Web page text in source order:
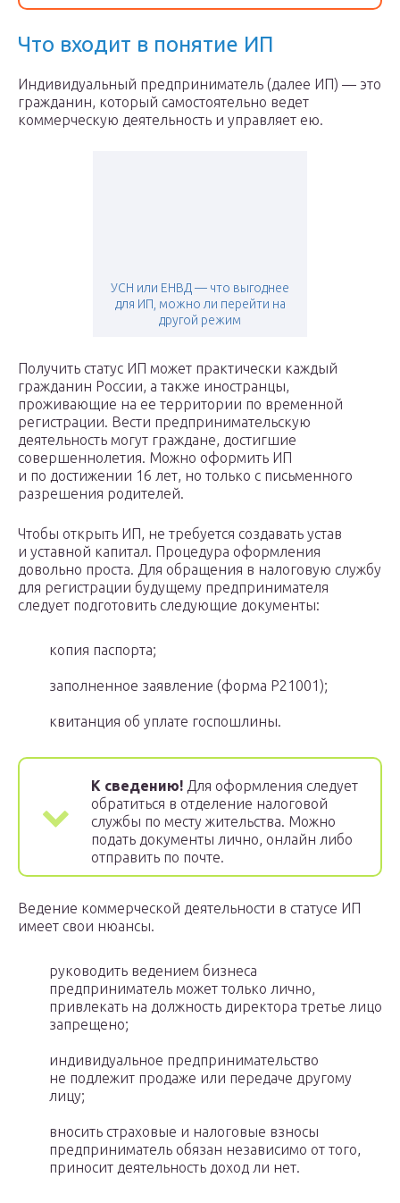
Что входит в понятие ИП
Индивидуальный предприниматель (далее ИП) — это
гражданин, который самостоятельно ведет
коммерческую деятельность и управляет ею.
УСН или ЕНВД — что выгоднее
для ИП, можно ли перейти на
другой режим
Получить статус ИП может практически каждый
гражданин России, а также иностранцы,
проживающие на ее территории по временной
регистрации. Вести предпринимательскую
деятельность могут граждане, достигшие
совершеннолетия. Можно оформить ИП
и по достижении 16 лет, но только с письменного
разрешения родителей.
Чтобы открыть ИП, не требуется создавать устав
и уставной капитал. Процедура оформления
довольно проста. Для обращения в налоговую службу
для регистрации будущему предпринимателя
следует подготовить следующие документы:
копия паспорта;
заполненное заявление (форма Р21001);
квитанция об уплате госпошлины.
К сведению! Для оформления следует
обратиться в отделение налоговой
службы по месту жительства. Можно
подать документы лично, онлайн либо
отправить по почте.
Ведение коммерческой деятельности в статусе ИП
имеет свои нюансы.
руководить ведением бизнеса
предприниматель может только лично,
привлекать на должность директора третье лицо
запрещено;
индивидуальное предпринимательство
не подлежит продаже или передаче другому
лицу;
вносить страховые и налоговые взносы
предприниматель обязан независимо от того,
приносит деятельность доход ли нет.